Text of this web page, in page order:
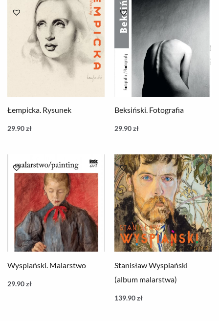
Łempicka. Rysunek
29.90zł
Beksiński. Fotografia
29.90zł
Wyspiański. Malarstwo
29.90zł
Stanisław Wyspiański
(album malarstwa)
139.90zł